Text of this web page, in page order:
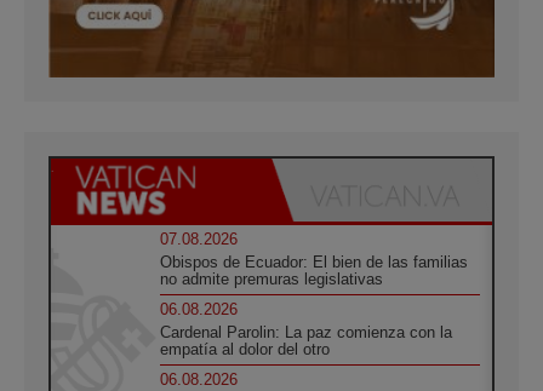
07.08.2026
Obispos de Ecuador: El bien de las familias
no admite premuras legislativas
06.08.2026
Cardenal Parolin: La paz comienza con la
empatía al dolor del otro
06.08.2026